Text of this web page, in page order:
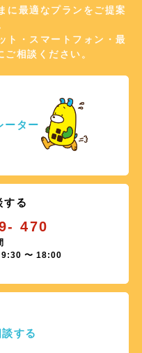
ア更新のお知らせ
替えに関するお知らせ
ロゴ変更について
サービス終了のお知らせ
一部地域）
に最適なプランをご提案
ト・スマートフォン・最
相談ください。
ーター
する
470
〜 18:00
する